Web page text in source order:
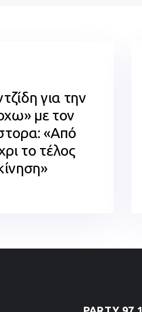
για την
με τον
«Από
το τέλος